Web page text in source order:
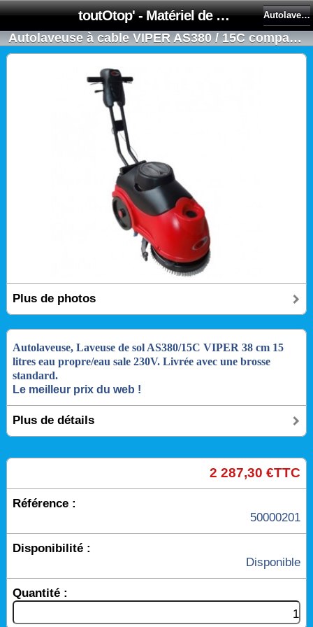
toutOtop' - Matériel de nettoyage, produit d'entretien, lubrifiant pour professionnel et particulier Autolaveuses à câble
Autolaveuse à cable VIPER AS380 / 15C compacte tractée par la brosse
Plus de photos
Autolaveuse, Laveuse de sol AS380/15C VIPER 38 cm 15
litres eau propre/eau sale 230V. Livrée avec une brosse
standard.
Le meilleur prix du web !
Plus de détails
2 287,30 €TTC
Référence :
50000201
Disponibilité :
Disponible
Quantité :